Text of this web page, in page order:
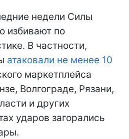
недели Силы
избивают по
В частности,
атаковали не менее 10
маркетплейса
Волгограде, Рязани,
и других
ударов загорались